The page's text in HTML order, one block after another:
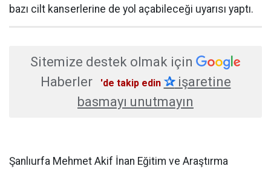
bazı cilt kanserlerine de yol açabileceği uyarısı yaptı.
Sitemize destek olmak için
Haberler
'de takip edin ✰işaretine
basmayı unutmayın
Şanlıurfa Mehmet Akif İnan Eğitim ve Araştırma